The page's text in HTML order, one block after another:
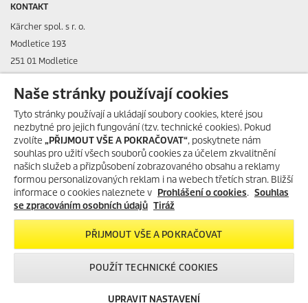
KONTAKT
Kärcher spol. s r. o.
Modletice 193
251 01 Modletice
IČO: 48535761
DIČ: CZ48535761
ID datové schránky: ic4eqpk
> Tiráž
Zákaznická linka:+420 323 555 555
E-mail:info@karcher.cz
Po-Pá: 8-17 hod.
Naše stránky používají cookies
Tyto stránky používají a ukládají soubory cookies, které jsou
nezbytné pro jejich fungování (tzv. technické cookies). Pokud
zvolíte „PŘIJMOUT VŠE A POKRAČOVAT“, poskytnete nám
souhlas pro užití všech souborů cookies za účelem zkvalitnění
našich služeb a přizpůsobení zobrazovaného obsahu a reklamy
formou personalizovaných reklam i na webech třetích stran. Bližší
informace o cookies naleznete v Prohlášení o cookies. Souhlas
se zpracováním osobních údajů Tiráž
PŘIJMOUT VŠE A POKRAČOVAT
POUŽÍT TECHNICKÉ COOKIES
UPRAVIT NASTAVENÍ